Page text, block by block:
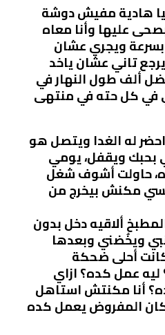
هادية مفيش دوشة
عليها وأنا معاه
بسرعة ويجري عشان
تاني عشان ياخد
ألف طول النهار في
في كل حته في منتهى
له الغدا ويتصل هو
بحبك ويقفل، يومي
حاولت أشوف شغل
مكنش بيخرج من
ألاقيه دخل بدون
ويخُضني وبعدها
أحلى ضحكة
عمل كده؟ ازاي
أنا مكنتش استاهل
كان المفروض يعمل كده